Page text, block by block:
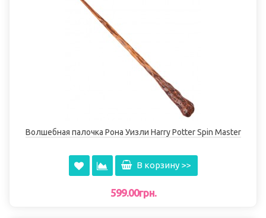
Волшебная палочка Рона Уизли Harry Potter Spin Master
В корзину >>
599.00грн.